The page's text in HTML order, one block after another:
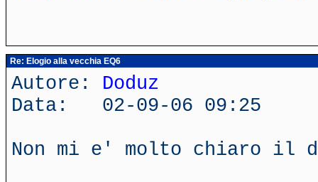
Re: Elogio alla vecchia EQ6
Autore: Doduz
Data: 02-09-06 09:25
Non mi e' molto chiaro il